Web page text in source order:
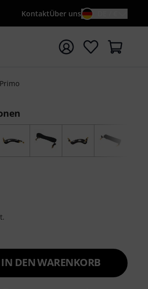
KontaktÜber uns
starten
IN DEN WARENKORB